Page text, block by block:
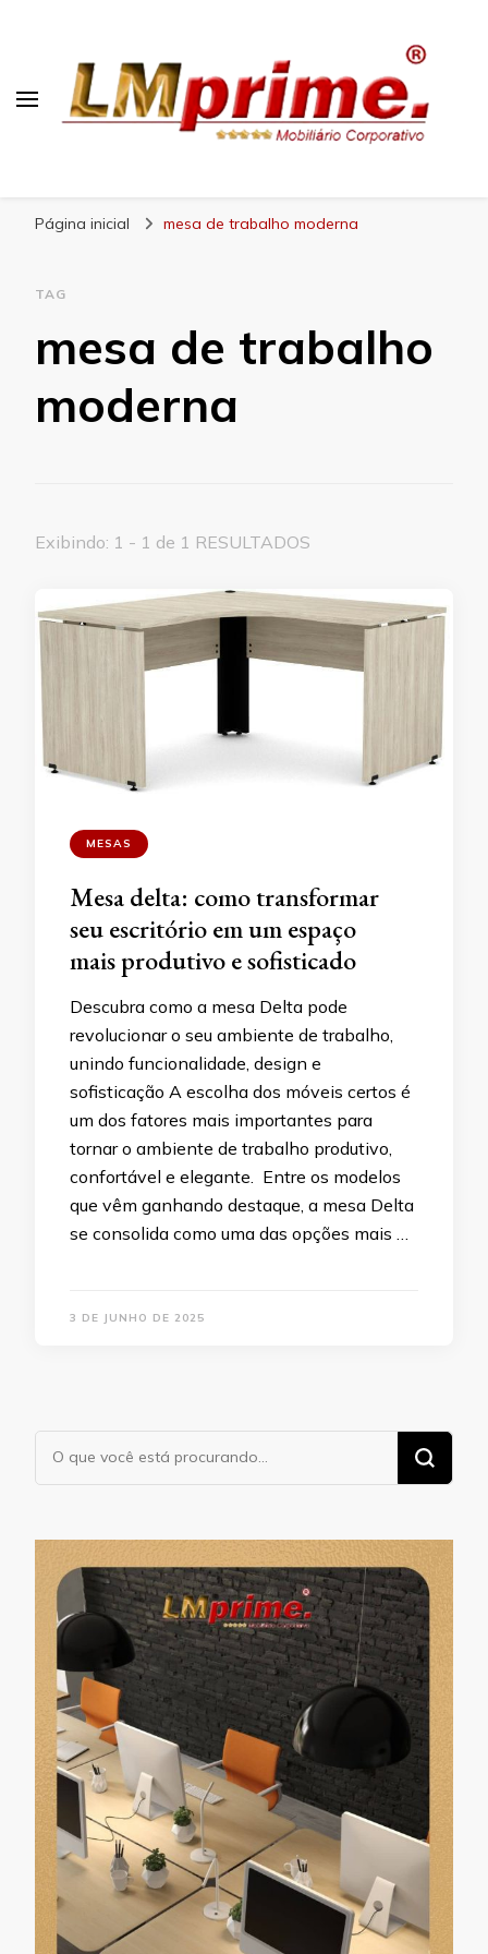
Página inicial mesa de trabalho moderna
TAG
mesa de trabalho
moderna
Exibindo: 1 - 1 de 1 RESULTADOS
MESAS
Mesa delta: como transformar
seu escritório em um espaço
mais produtivo e sofisticado
Descubra como a mesa Delta pode
revolucionar o seu ambiente de trabalho,
unindo funcionalidade, design e
sofisticação A escolha dos móveis certos é
um dos fatores mais importantes para
tornar o ambiente de trabalho produtivo,
confortável e elegante. Entre os modelos
que vêm ganhando destaque, a mesa Delta
se consolida como uma das opções mais …
3 DE JUNHO DE 2025
Procurando